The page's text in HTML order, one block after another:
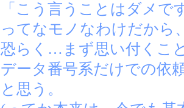
「こう言うことはダメで
ってなモノなわけだから
恐らく…まず思い付くこ
データ番号系だけでの依
と思う。